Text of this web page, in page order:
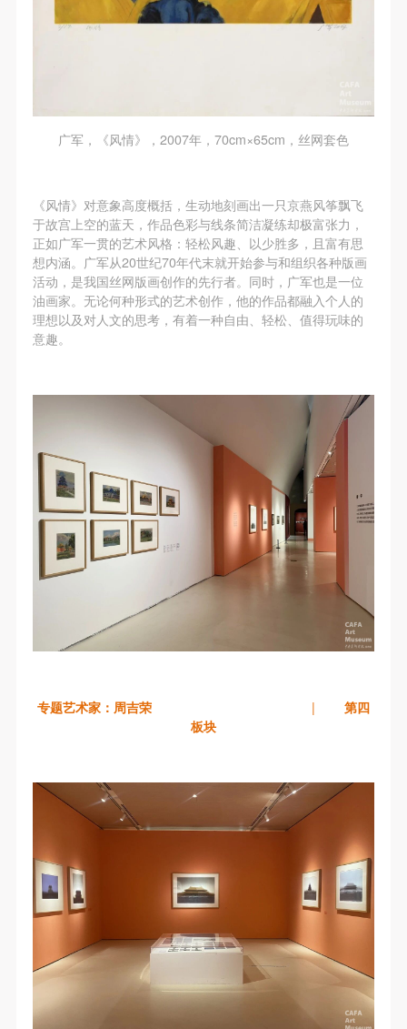
广军，《风情》，2007年，70cm×65cm，丝网套色
《风情》对意象高度概括，生动地刻画出一只京燕风筝飘飞
于故宫上空的蓝天，作品色彩与线条简洁凝练却极富张力，
正如广军一贯的艺术风格：轻松风趣、以少胜多，且富有思
想内涵。广军从20世纪70年代末就开始参与和组织各种版画
活动，是我国丝网版画创作的先行者。同时，广军也是一位
油画家。无论何种形式的艺术创作，他的作品都融入个人的
理想以及对人文的思考，有着一种自由、轻松、值得玩味的
意趣。
专题艺术家：周吉荣 | 第四
板块